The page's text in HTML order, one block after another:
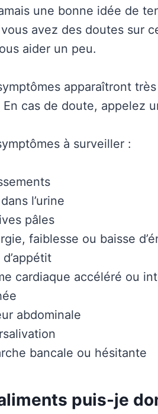
une bonne idée de
avez des doutes sur
aider un peu.
apparaîtront
En cas de doute, appelez
à surveiller :
l’urine
pâles
faiblesse ou baisse
cardiaque accéléré ou
abdominale
bancale ou hésitante
puis-je